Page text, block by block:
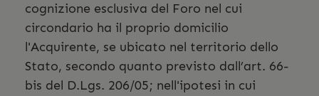
cognizione esclusiva del Foro nel cui
circondario ha il proprio domicilio
l'Acquirente, se ubicato nel territorio dello
Stato, secondo quanto previsto dall’art. 66-
bis del D.Lgs. 206/05; nell'ipotesi in cui